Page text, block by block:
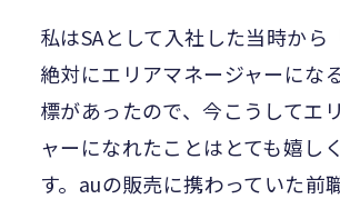
私はSAとして入社した当時から
絶対にエリアマネージャーにな
標があったので、今こうしてエ
ャーになれたことはとても嬉し
す。auの販売に携わっていた前